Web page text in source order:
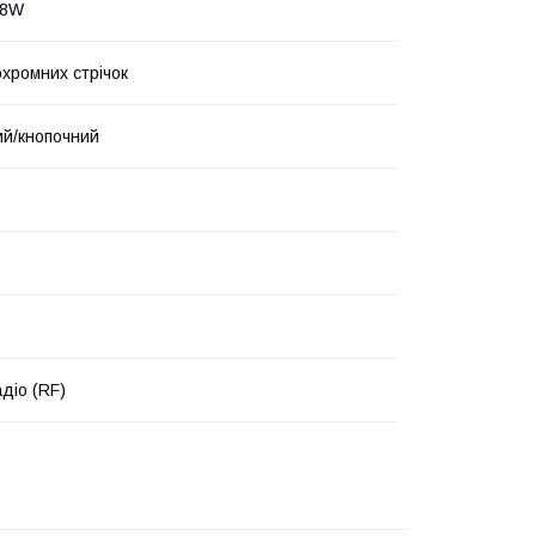
стрічок
кнопочний
(RF)